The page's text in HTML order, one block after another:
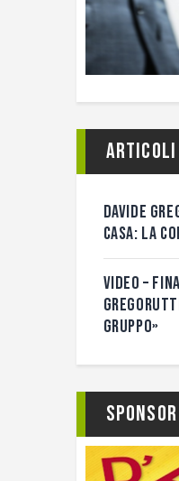
Articoli
DAVIDE
CASA: LA
VIDEO –
GRUPPO»